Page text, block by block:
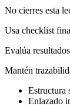
No cierres esta
Usa checklist
Evalúa
Mantén
Estructura
Enlazado